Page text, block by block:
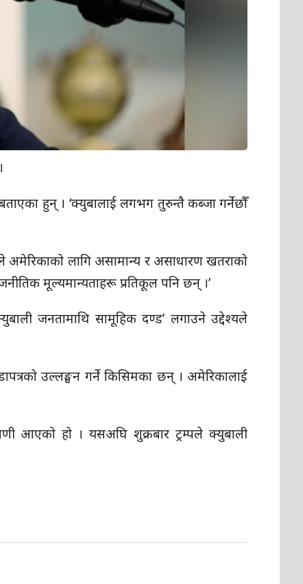
हुन् । ‘क्युबालाई लगभग तुरुन्तै कब्जा गर्नेछौँ
अमेरिकाको लागि असामान्य र असाधारण खतराको
मूल्यमान्यताहरू प्रतिकूल पनि छन् ।’
जनतामाथि सामूहिक दण्ड’ लगाउने उद्देश्यले
उल्लङ्घन गर्ने किसिमका छन् । अमेरिकालाई
आएको हो । यसअघि शुक्रबार ट्रम्पले क्युबाली